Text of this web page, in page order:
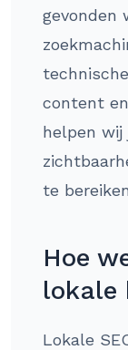
gevonden
content
helpen wij
te
Hoe
lokale
Lokale